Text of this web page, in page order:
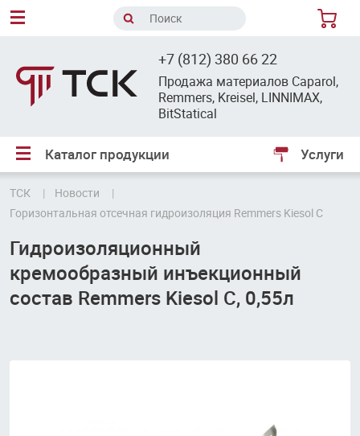
+7 (812) 380 66 22
Продажа материалов Caparol,
Remmers, Kreisel, LINNIMAX,
BitStatical
Каталог продукции Услуги
ТСК
Новости
Горизонтальная отсечная гидроизоляция Remmers Kiesol C
Гидроизоляционный
кремообразный инъекционный
состав Remmers Kiesol C, 0,55л